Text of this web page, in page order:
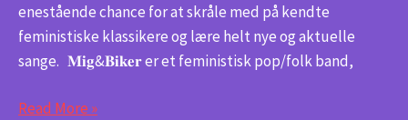
enestående chance for at skråle med på kendte
feministiske klassikere og lære helt nye og aktuelle
sange. 𝐌𝐢𝐠&𝐁𝐢𝐤𝐞𝐫 er et feministisk pop/folk band,
Read More »